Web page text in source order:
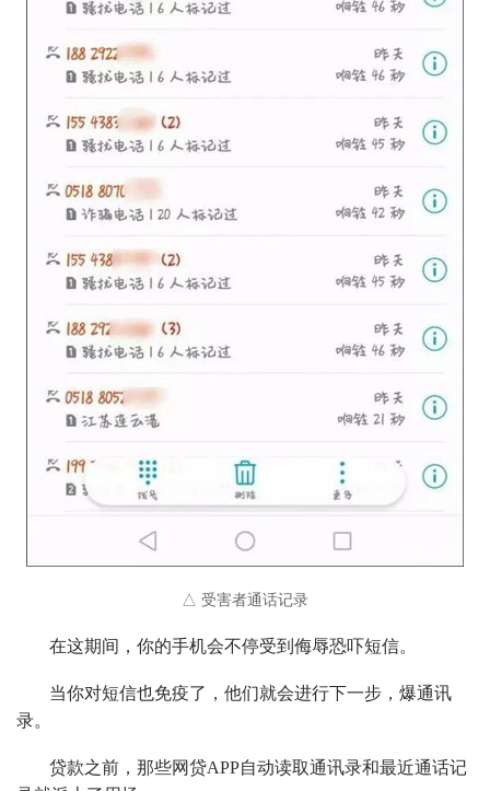
△ 受害者通话记录
在这期间，你的手机会不停受到侮辱恐吓短信。
当你对短信也免疫了，他们就会进行下一步，爆通讯
录。
贷款之前，那些网贷APP自动读取通讯录和最近通话记